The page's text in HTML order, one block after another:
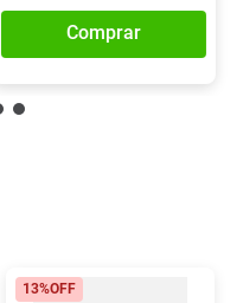
Comprar
13%OFF